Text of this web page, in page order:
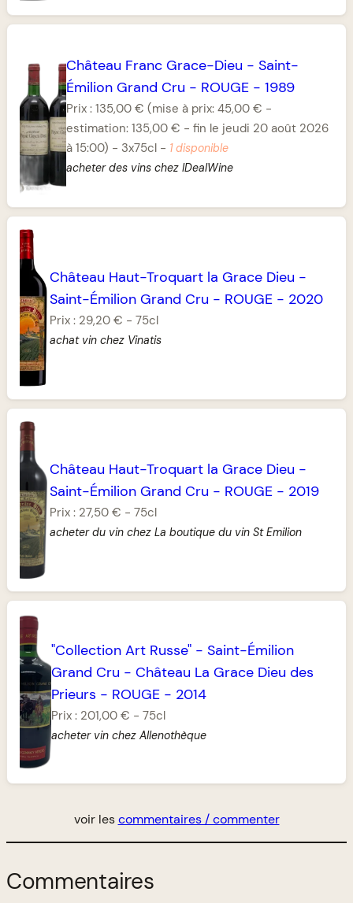
Château Franc Grace-Dieu - Saint-
Émilion Grand Cru - ROUGE- 1989
Prix : 135,00 € (mise à prix: 45,00 € -
estimation: 135,00 € - fin le jeudi 20 août 2026
à 15:00) - 3x75cl- 1 disponible
acheter des vins chez IDealWine
Château Haut-Troquart la Grace Dieu -
Saint-Émilion Grand Cru - ROUGE - 2020
Prix : 29,20 € -75cl
achat vin chez Vinatis
Château Haut-Troquart la Grace Dieu -
Saint-Émilion Grand Cru - ROUGE - 2019
Prix : 27,50 € -75cl
acheter du vin chez La boutique du vin St Emilion
"Collection Art Russe" -Saint-Émilion
Grand Cru - Château La Grace Dieu des
Prieurs - ROUGE - 2014
Prix : 201,00 € -75cl
acheter vin chez Allenothèque
voir lescommentaires / commenter
Commentaires